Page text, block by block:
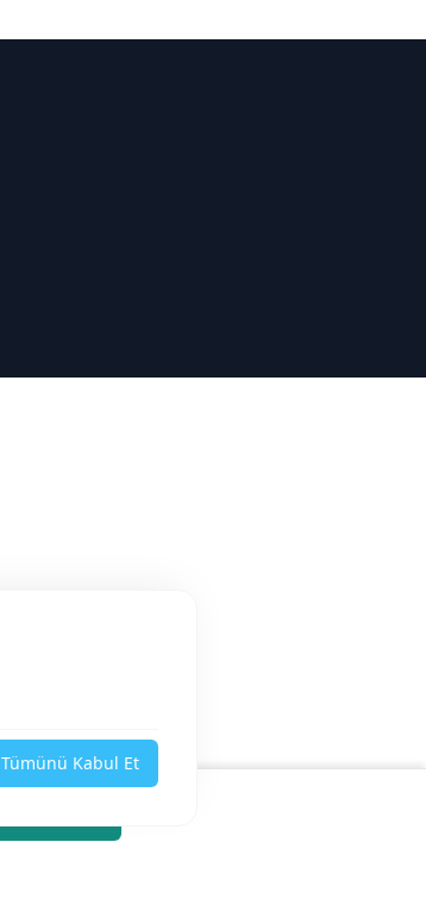
Tümünü Kabul Et